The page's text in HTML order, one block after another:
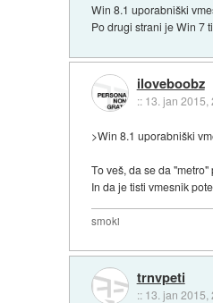
Win 8.1 uporabniški
Po drugi strani je Win 7
iloveboobz
:: 13. jan 2015,
>Win 8.1 uporabniški
To veš, da se da
In da je tisti vmesnik
smoki
trnvpeti
:: 13. jan 2015,